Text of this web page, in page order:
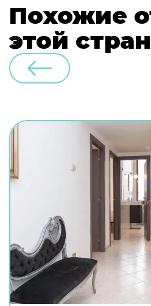
Похожие
этой